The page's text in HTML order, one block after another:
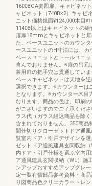
1600BCA姿図扉、キャビネッ
ャビネット（740B×2）キャビ
ニット価格鏡面¥124,000木目
1140B以上はキャビネットの組
扉厚18mmとキャビネットと
た、ベースユニットのカウン
ースユニットのH寸法には、カ
ベースユニットとトールユニ
含んでおりません。※扉の吊元
兼用扉の把手穴は貫通してい
ベースキャビネットは天地を
選択できます。※カウンターは
となります。※カウンター木
なります。商品の色は、印刷
がございますのでご了承くだ
ラス代（ガラス組込商品を除
含まれておりません。350商品
間仕切りクローゼットドア通
覧室内ドア・引戸デザインを
ゼットドア通風建具玄関収納
内ドア・引戸仕様を選ぶ室内
ア通風建具玄関収納（WL）施
ンアップおすすめアップグレ
定一覧有償部品参考資料・商
り図商品色クリエカラートレ